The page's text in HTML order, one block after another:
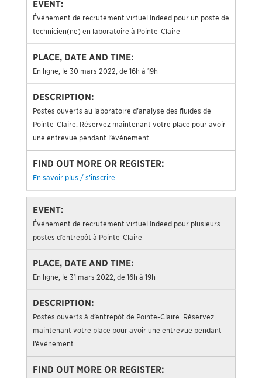
Événement de recrutement virtuel Indeed pour un poste de
technicien(ne) en laboratoire à Pointe-Claire
En ligne, le 30 mars 2022, de 16h à 19h
Postes ouverts au laboratoire d’analyse des fluides de
Pointe-Claire. Réservez maintenant votre place pour avoir
une entrevue pendant l’événement.
En savoir plus / s’inscrire
Événement de recrutement virtuel Indeed pour plusieurs
postes d’entrepôt à Pointe-Claire
En ligne, le 31 mars 2022, de 16h à 19h
Postes ouverts à d’entrepôt de Pointe-Claire. Réservez
maintenant votre place pour avoir une entrevue pendant
l’événement.